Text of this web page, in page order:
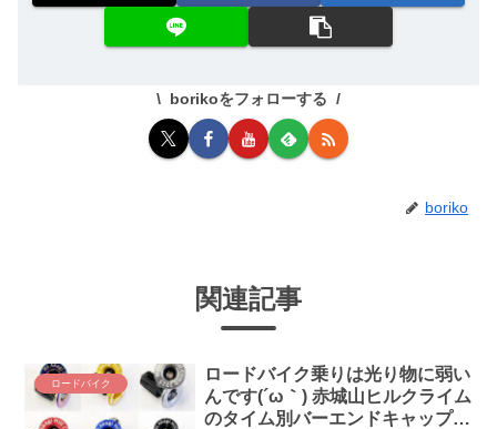
borikoをフォローする
boriko
関連記事
ロードバイク
ロードバイク乗りは光り物に弱い
んです(´ω｀) 赤城山ヒルクライム
のタイム別バーエンドキャップが